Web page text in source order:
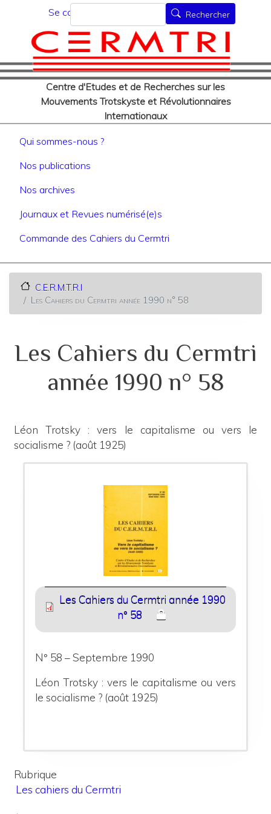
au
contenu
principal
Menu du compte de
Se connecter
Centre d'Etudes et de Recherches sur les
Mouvements Trotskyste et Révolutionnaires
Internationaux
Rechercher Rechercher
Navigation principale
Qui sommes-nous ?
Nos publications
Nos archives
Journaux et Revues numérisé(e)s
Commande des Cahiers du Cermtri
C.E.R.M.T.R.I
Les Cahiers du Cermtri année 1990 n° 58
Les Cahiers du Cermtri
année 1990 n° 58
Léon Trotsky : vers le capitalisme ou vers le
socialisme ? (août 1925)
Les Cahiers du Cermtri année 1990
n° 58
N° 58 – Septembre 1990
Léon Trotsky : vers le capitalisme ou vers
le socialisme ? (août 1925)
Rubrique
Les cahiers du Cermtri